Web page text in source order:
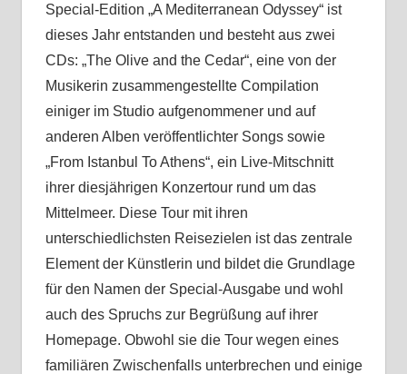
Special-Edition „A Mediterranean Odyssey“ ist
dieses Jahr entstanden und besteht aus zwei
CDs: „The Olive and the Cedar“, eine von der
Musikerin zusammengestellte Compilation
einiger im Studio aufgenommener und auf
anderen Alben veröffentlichter Songs sowie
„From Istanbul To Athens“, ein Live-Mitschnitt
ihrer diesjährigen Konzertour rund um das
Mittelmeer. Diese Tour mit ihren
unterschiedlichsten Reisezielen ist das zentrale
Element der Künstlerin und bildet die Grundlage
für den Namen der Special-Ausgabe und wohl
auch des Spruchs zur Begrüßung auf ihrer
Homepage. Obwohl sie die Tour wegen eines
familiären Zwischenfalls unterbrechen und einige